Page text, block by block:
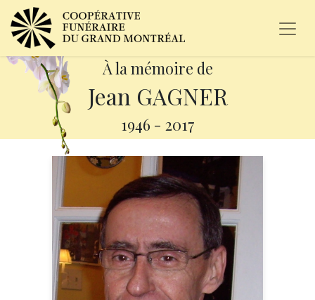
À la mémoire de
Jean GAGNER
1946 - 2017